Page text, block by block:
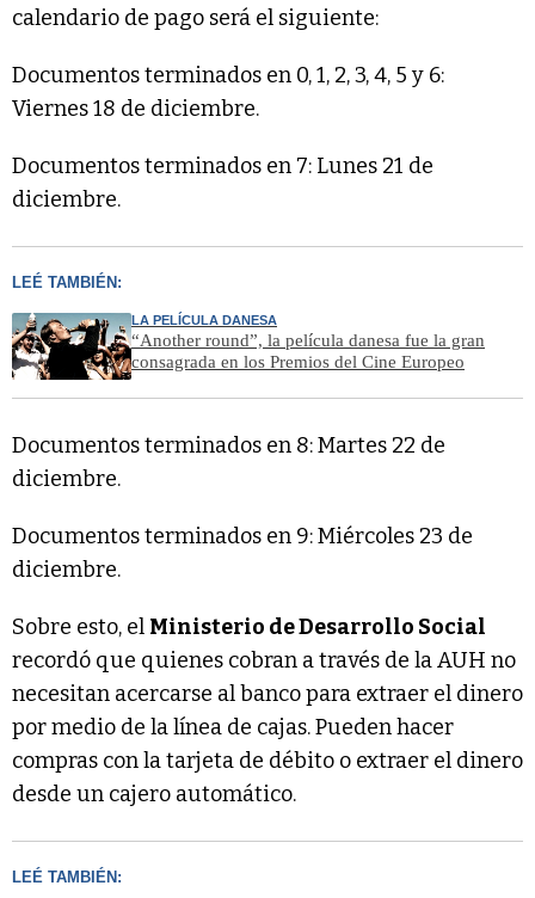
calendario de pago será el siguiente:
Documentos terminados en 0, 1, 2, 3, 4, 5 y 6:
Viernes 18 de diciembre.
Documentos terminados en 7: Lunes 21 de
diciembre.
LEÉ TAMBIÉN:
LA PELÍCULA DANESA
“Another round”, la película danesa fue la gran
consagrada en los Premios del Cine Europeo
Documentos terminados en 8: Martes 22 de
diciembre.
Documentos terminados en 9: Miércoles 23 de
diciembre.
Sobre esto, el Ministerio de Desarrollo Social
recordó que quienes cobran a través de la AUH no
necesitan acercarse al banco para extraer el dinero
por medio de la línea de cajas. Pueden hacer
compras con la tarjeta de débito o extraer el dinero
desde un cajero automático.
LEÉ TAMBIÉN: